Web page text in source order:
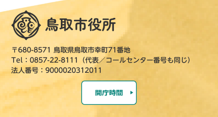
〒680-8571 鳥取県鳥取市幸町71番地
Tel：0857-22-8111（代表／コールセンター番号も同じ）
法人番号：9000020312011